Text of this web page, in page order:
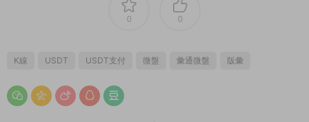
0 0
K線 USDT USDT支付 微盤 彙通微盤 版彙